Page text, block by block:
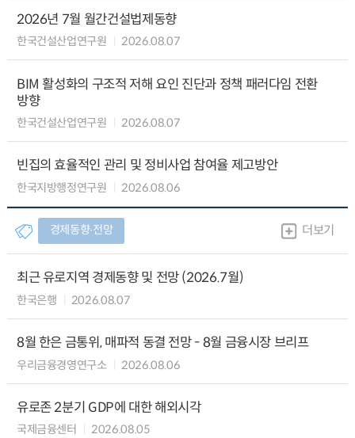
2026년 7월 월간건설법제동향
한국건설산업연구원 2026.08.07
BIM 활성화의 구조적 저해 요인 진단과 정책 패러다임 전환
방향
한국건설산업연구원 2026.08.07
빈집의 효율적인 관리 및 정비사업 참여율 제고방안
한국지방행정연구원 2026.08.06
경제동향∙전망 더보기
최근 유로지역 경제동향 및 전망 (2026.7월)
한국은행 2026.08.07
8월 한은 금통위, 매파적 동결 전망 - 8월 금융시장 브리프
우리금융경영연구소 2026.08.06
유로존 2분기 GDP에 대한 해외시각
국제금융센터 2026.08.05